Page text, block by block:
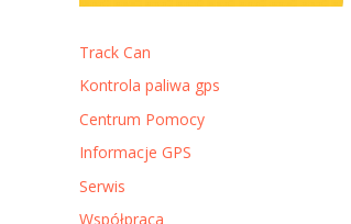
Track Can
Kontrola paliwa gps
Centrum Pomocy
Informacje GPS
Serwis
Współpraca